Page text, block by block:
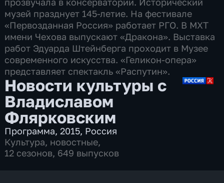
музей празднует 145-летие. На фестивале
«Первозданная Россия» работает РГО. В МХТ
имени Чехова выпускают «Дракона». Выставка
работ Эдуарда Штейнберга проходит в Музее
современного искусства. «Геликон-опера»
представляет спектакль «Распутин».
Новости культуры с
Владиславом
Флярковским
Программа,2015, Россия
Культура, новостные,
12 сезонов, 649 выпусков